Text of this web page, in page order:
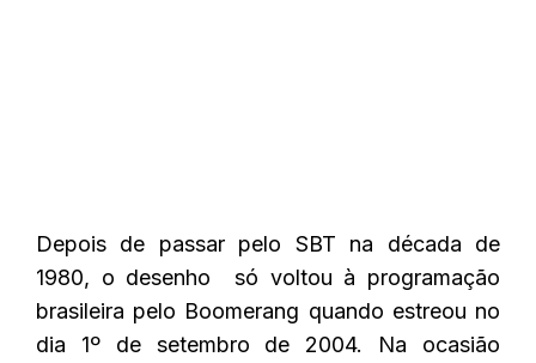
Depois de passar pelo SBT na década de
1980, o desenho só voltou à programação
brasileira pelo Boomerang quando estreou no
dia 1º de setembro de 2004. Na ocasião